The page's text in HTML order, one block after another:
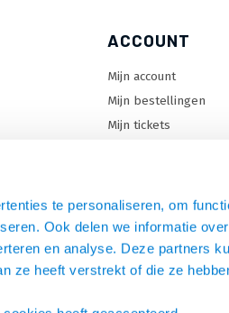
te personaliseren, om
Ook delen we informatie
en analyse. Deze partners
ze heeft verstrekt of die ze
ACCOUNT
Mijn account
Mijn bestellingen
Mijn tickets